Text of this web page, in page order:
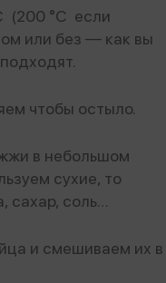
(200 °С если
или без — как вы
чтобы остыло.
в небольшом
сухие, то
сахар, соль…
и смешиваем их в